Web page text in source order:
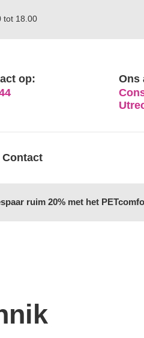
tot 18.00
op:
Ons
Contact
ruim 20% met het